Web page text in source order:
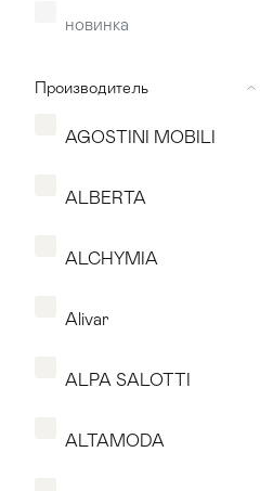
новинка
Производитель
AGOSTINI MOBILI
ALBERTA
ALCHYMIA
Alivar
ALPA SALOTTI
ALTAMODA